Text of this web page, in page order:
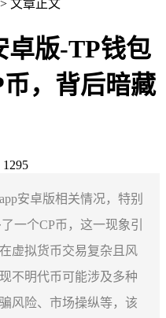
> 文章正文
卓版-TP钱包
，背后暗藏
安卓版相关情况，特别
一个CP币，这一现象引
虚拟货币交易复杂且风
不明代币可能涉及多种
风险、市场操纵等，该